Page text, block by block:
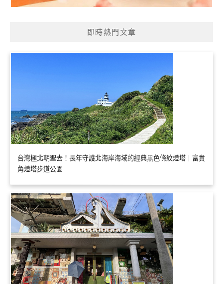
即時熱門文章
台灣極北朝聖去！長年守護北海岸海域的經典黑色條紋燈塔｜富貴
角燈塔步道公園